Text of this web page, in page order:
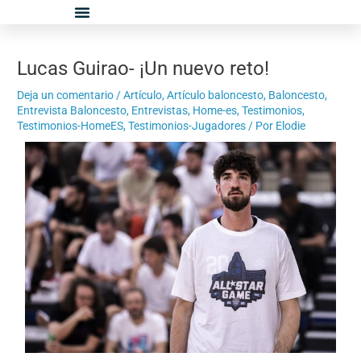
Lucas Guirao- ¡Un nuevo reto!
Deja un comentario /Artículo,Artículo baloncesto, Baloncesto,
Entrevista Baloncesto, Entrevistas, Home-es,Testimonios,
Testimonios-HomeES,Testimonios-Jugadores / Por Elodie